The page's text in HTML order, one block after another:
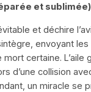
et
et déchire
envoyant
certaine. L’aile
d’une collision
un miracle se